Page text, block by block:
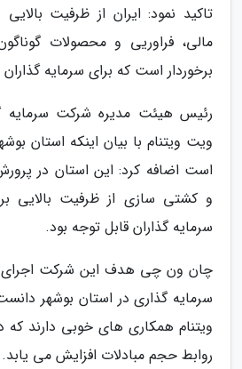
تاکید نمود: ایران از ظرفیت
مالی، فراوریی و محصولات
برخوردار است که برای سرمایه
رئیس هیئت مدیره شرکت سرمایه
ویت ویتنام با بیان اینکه استان
است اضافه کرد: این استان در
و کشتی سازی از ظرفیت بالایی
سرمایه گذاران قابل توجه بود.
چان ون چی هدف این شرکت اجرای
سرمایه گذاری در استان بوشهر
ویتنام همکاری های خوبی دارند
روابط حجم مبادلات افزایش می یابد.